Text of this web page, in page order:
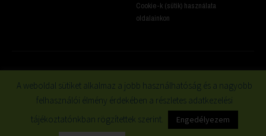
Cookie-k (sütik) használata
oldalainkon
© 2019 Minden jog fenntartva
A weboldal sütiket alkalmaz a jobb használhatóság és a nagyobb
felhasználói élmény érdekében a részletes adatkezelési
tájékoztatónkban rögzítettek szerint.
Engedélyezem